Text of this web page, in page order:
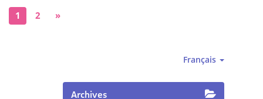
1 2 »
Français
Archives